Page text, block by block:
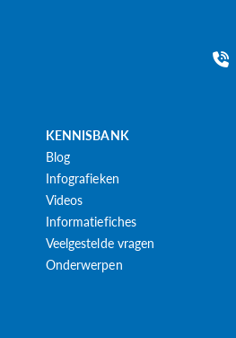
KENNISBANK
Blog
Infografieken
Videos
Informatiefiches
Veelgestelde vragen
Onderwerpen